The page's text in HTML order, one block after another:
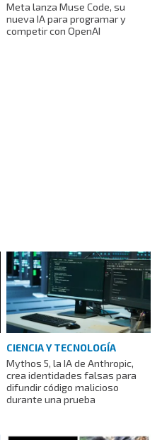
Meta lanza Muse Code, su
nueva IA para programar y
competir con OpenAI
CIENCIA Y TECNOLOGÍA
Mythos 5, la IA de Anthropic,
crea identidades falsas para
difundir código malicioso
durante una prueba